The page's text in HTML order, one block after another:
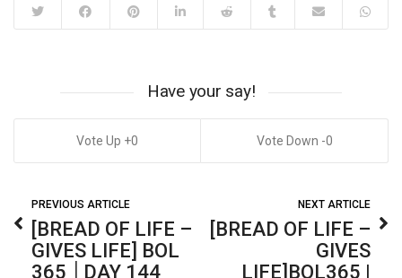
Have your say!
0 0
PREVIOUS ARTICLE
[BREAD OF LIFE –
GIVES LIFE] BOL
365 │DAY 144
NEXT ARTICLE
[BREAD OF LIFE –
GIVES
LIFE]BOL365 |